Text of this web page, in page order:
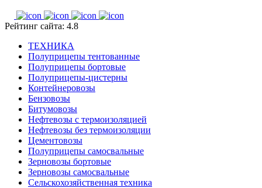
Рейтинг сайта: 4.8
ТЕХНИКА
Полуприцепы тентованные
Полуприцепы бортовые
Полуприцепы-цистерны
Контейнеровозы
Бензовозы
Битумовозы
Нефтевозы с термоизоляцией
Нефтевозы без термоизоляции
Цементовозы
Полуприцепы самосвальные
Зерновозы бортовые
Зерновозы самосвальные
Сельскохозяйственная техника